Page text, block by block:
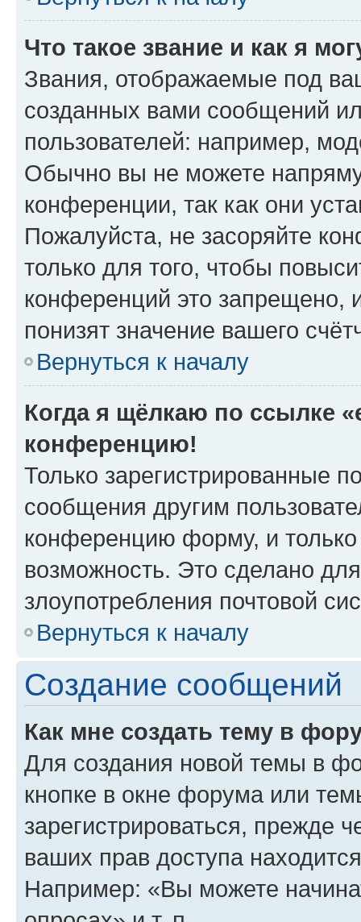
Что такое звание и как я
Звания, отображаемые под
созданных вами сообщений
пользователей: например,
Обычно вы не можете
конференции, так как они
Пожалуйста, не засоряйте
только для того, чтобы
конференций это запрещено,
понизят значение вашего
Вернуться к началу
Когда я щёлкаю по ссылке
конференцию!
Только зарегистрированные
сообщения другим
конференцию форму, и
возможность. Это сделано
злоупотребления почтовой
Вернуться к началу
Создание сообщений
Как мне создать тему в
Для создания новой темы в
кнопке в окне форума или
зарегистрироваться, прежде
ваших прав доступа
Например: «Вы можете